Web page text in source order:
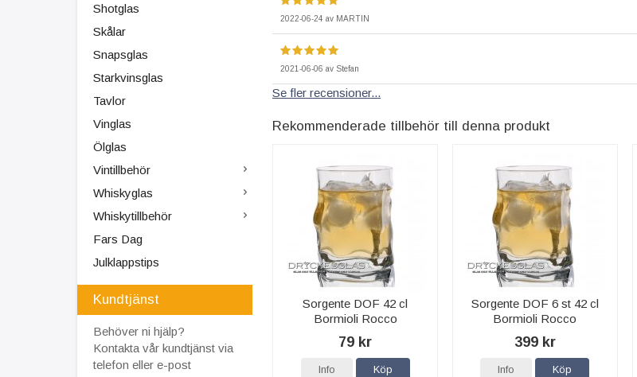
Shotglas
Skålar
Snapsglas
Starkvinsglas
Tavlor
Vinglas
Ölglas
Vintillbehör
Whiskyglas
Whiskytillbehör
Fars Dag
Julklappstips
Kundtjänst
Behöver ni hjälp?
Kontakta vår kundtjänst via
telefon eller e-post
2022-06-24 av MARTIN
2021-06-06 av Stefan
Se fler recensioner...
Rekommenderade tillbehör till denna produkt
Sorgente DOF 42 cl
Bormioli Rocco
79 kr
Info Köp
Sorgente DOF 6 st 42 cl
Bormioli Rocco
399 kr
Info Köp